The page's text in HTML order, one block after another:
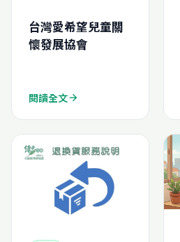
台灣愛希望兒童關
懷發展協會
閱讀全文arrow_forward